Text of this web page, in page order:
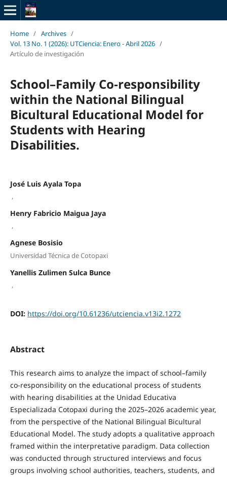
Home / Archives /
Vol. 13 No. 1 (2026): UTCiencia: Enero - Abril 2026 /
Artículo de investigación
School–Family Co-responsibility
within the National Bilingual
Bicultural Educational Model for
Students with Hearing
Disabilities.
José Luis Ayala Topa
,
Henry Fabricio Maigua Jaya
,
Agnese Bosisio
Universidad Técnica de Cotopaxi
Yanellis Zulimen Sulca Bunce
,
DOI: https://doi.org/10.61236/utciencia.v13i2.1272
Abstract
This research aims to analyze the impact of school–family
co-responsibility on the educational process of students
with hearing disabilities at the Unidad Educativa
Especializada Cotopaxi during the 2025–2026 academic year,
from the perspective of the National Bilingual Bicultural
Educational Model. The study adopts a qualitative approach
framed within the interpretative paradigm. Data collection
was conducted through structured interviews and focus
groups involving school authorities, teachers, students, and